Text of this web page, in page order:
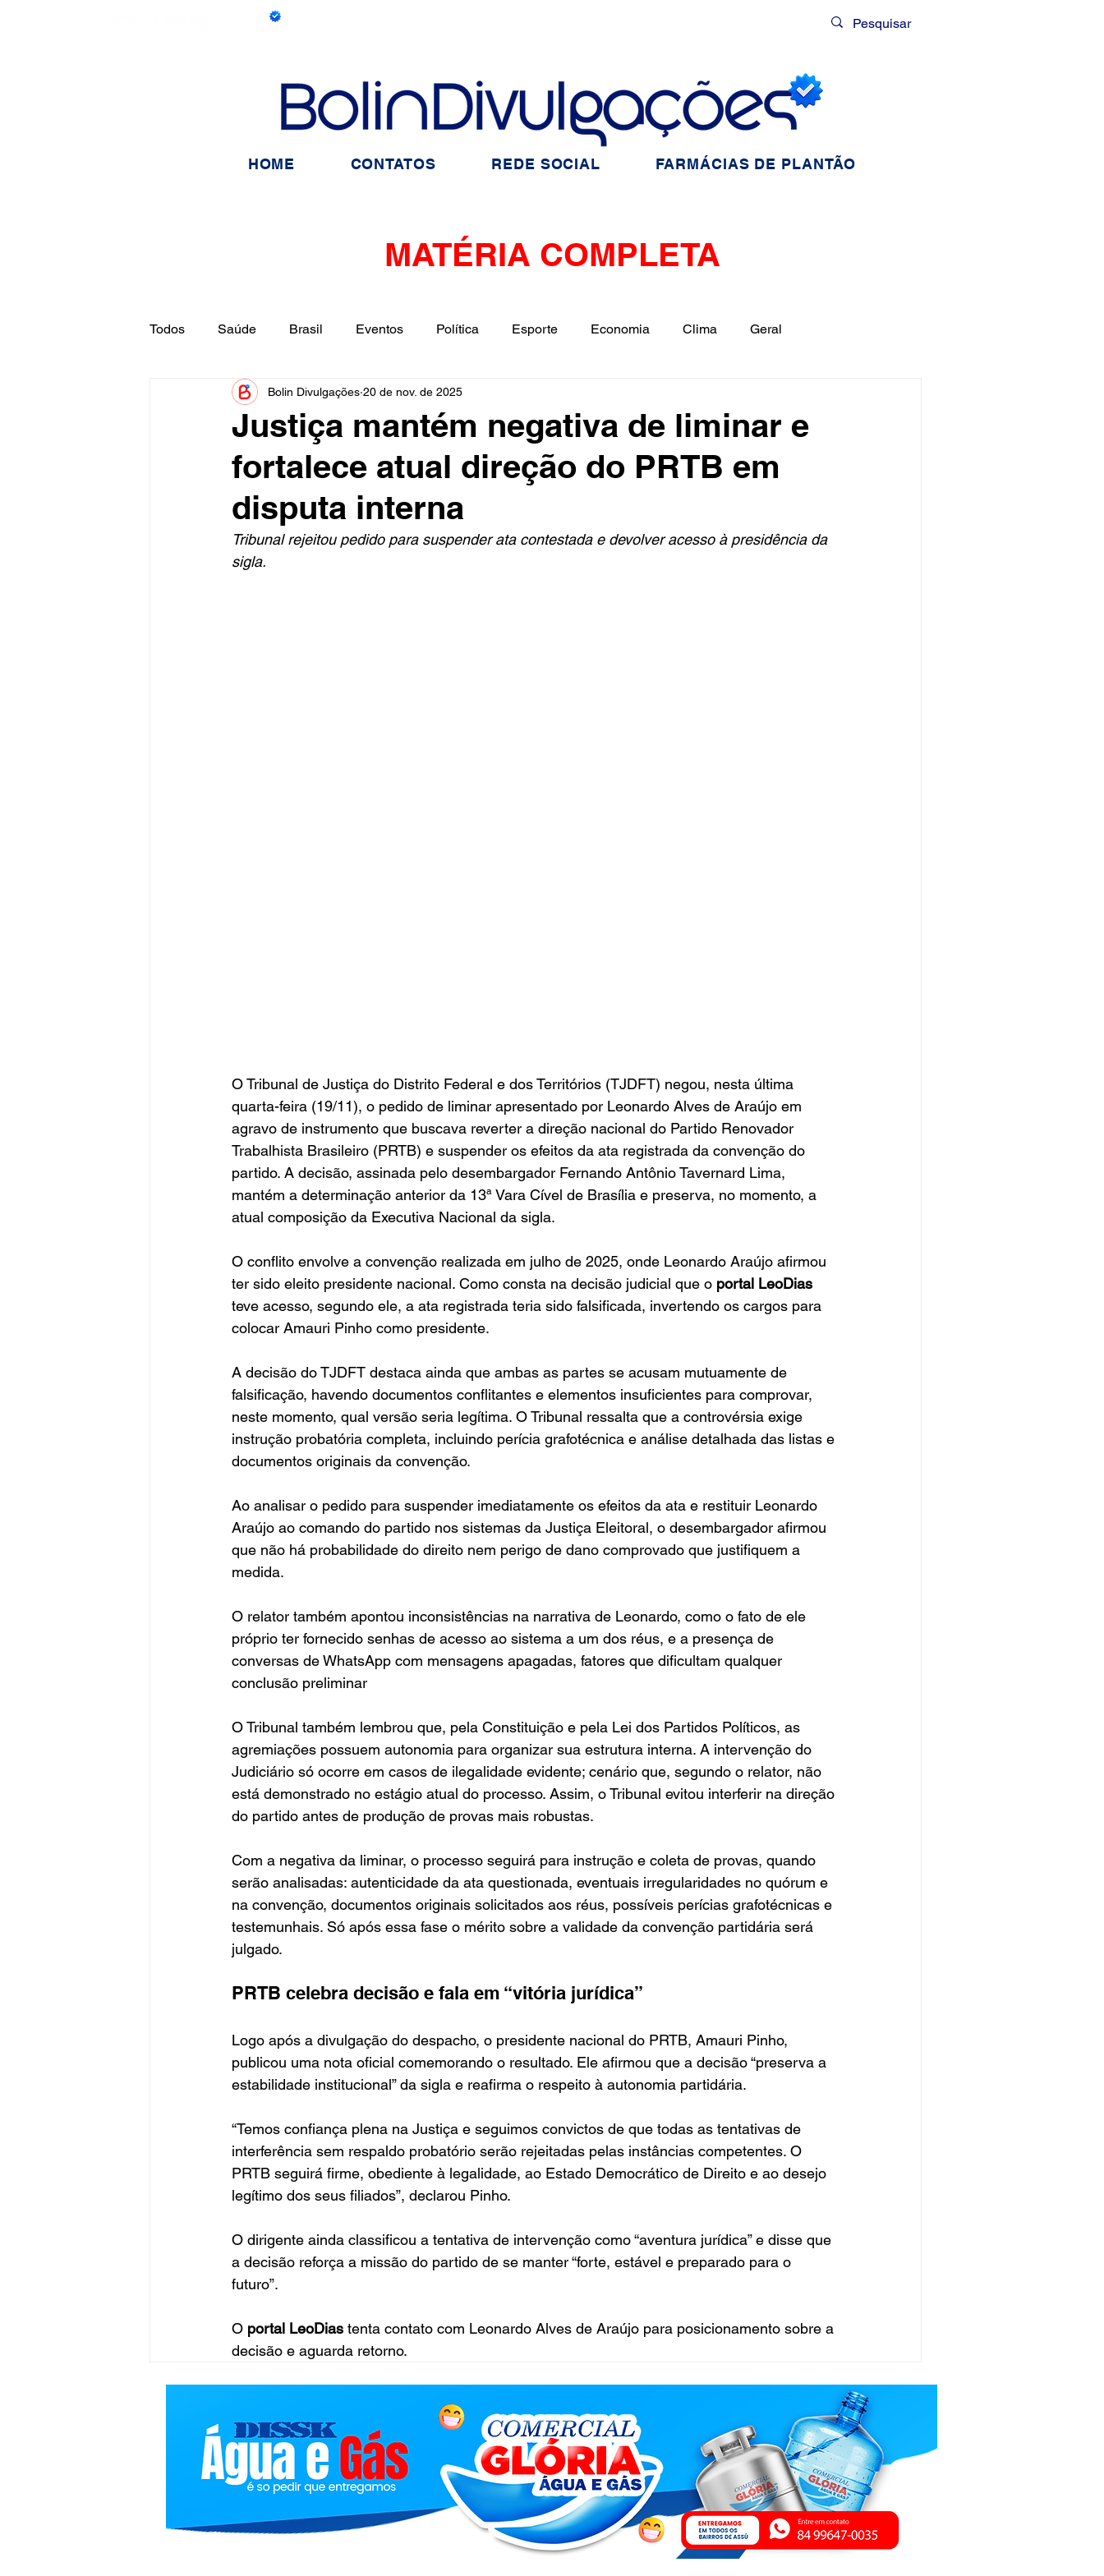
MATÉRIA COMPLETA
Todos Saúde Brasil Eventos Política Esporte Economia Clima Geral
Informe Publicitário Judiciário Cidades
Acidente Tecnologia Educação Influencer Luto Artista Seleção Brasileira
Nota de Esclarecimento
Justiça mantém negativa de liminar e
fortalece atual direção do PRTB em
disputa interna
Bolin Divulgações 20 de nov. de 2025
Tribunal rejeitou pedido para suspender ata contestada e devolver acesso à presidência da
sigla.
O Tribunal de Justiça do Distrito Federal e dos Territórios (TJDFT) negou, nesta última
quarta-feira (19/11), o pedido de liminar apresentado por Leonardo Alves de Araújo em
agravo de instrumento que buscava reverter a direção nacional do Partido Renovador
Trabalhista Brasileiro (PRTB) e suspender os efeitos da ata registrada da convenção do
partido. A decisão, assinada pelo desembargador Fernando Antônio Tavernard Lima,
mantém a determinação anterior da 13ª Vara Cível de Brasília e preserva, no momento, a
atual composição da Executiva Nacional da sigla.
O conflito envolve a convenção realizada em julho de 2025, onde Leonardo Araújo afirmou
ter sido eleito presidente nacional. Como consta na decisão judicial que o portal LeoDias
teve acesso, segundo ele, a ata registrada teria sido falsificada, invertendo os cargos para
colocar Amauri Pinho como presidente.
A decisão do TJDFT destaca ainda que ambas as partes se acusam mutuamente de
falsificação, havendo documentos conflitantes e elementos insuficientes para comprovar,
neste momento, qual versão seria legítima. O Tribunal ressalta que a controvérsia exige
instrução probatória completa, incluindo perícia grafotécnica e análise detalhada das listas e
documentos originais da convenção.
Ao analisar o pedido para suspender imediatamente os efeitos da ata e restituir Leonardo
Araújo ao comando do partido nos sistemas da Justiça Eleitoral, o desembargador afirmou
que não há probabilidade do direito nem perigo de dano comprovado que justifiquem a
medida.
O relator também apontou inconsistências na narrativa de Leonardo, como o fato de ele
próprio ter fornecido senhas de acesso ao sistema a um dos réus, e a presença de
conversas de WhatsApp com mensagens apagadas, fatores que dificultam qualquer
conclusão preliminar
O Tribunal também lembrou que, pela Constituição e pela Lei dos Partidos Políticos, as
agremiações possuem autonomia para organizar sua estrutura interna. A intervenção do
Judiciário só ocorre em casos de ilegalidade evidente; cenário que, segundo o relator, não
está demonstrado no estágio atual do processo. Assim, o Tribunal evitou interferir na direção
do partido antes de produção de provas mais robustas.
Com a negativa da liminar, o processo seguirá para instrução e coleta de provas, quando
serão analisadas: autenticidade da ata questionada, eventuais irregularidades no quórum e
na convenção, documentos originais solicitados aos réus, possíveis perícias grafotécnicas e
testemunhais. Só após essa fase o mérito sobre a validade da convenção partidária será
julgado.
PRTB celebra decisão e fala em “vitória jurídica”
Logo após a divulgação do despacho, o presidente nacional do PRTB, Amauri Pinho,
publicou uma nota oficial comemorando o resultado. Ele afirmou que a decisão “preserva a
estabilidade institucional” da sigla e reafirma o respeito à autonomia partidária.
“Temos confiança plena na Justiça e seguimos convictos de que todas as tentativas de
interferência sem respaldo probatório serão rejeitadas pelas instâncias competentes. O
PRTB seguirá firme, obediente à legalidade, ao Estado Democrático de Direito e ao desejo
legítimo dos seus filiados”, declarou Pinho.
O dirigente ainda classificou a tentativa de intervenção como “aventura jurídica” e disse que
a decisão reforça a missão do partido de se manter “forte, estável e preparado para o
futuro”.
O portal LeoDias tenta contato com Leonardo Alves de Araújo para posicionamento sobre a
decisão e aguarda retorno.
HOME CONTATOS REDE SOCIAL FARMÁCIAS DE PLANTÃO